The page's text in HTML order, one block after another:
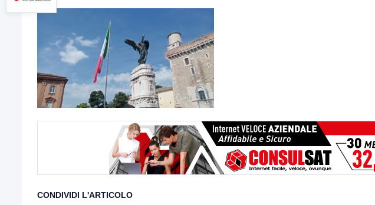
CONDIVIDI L'ARTICOLO